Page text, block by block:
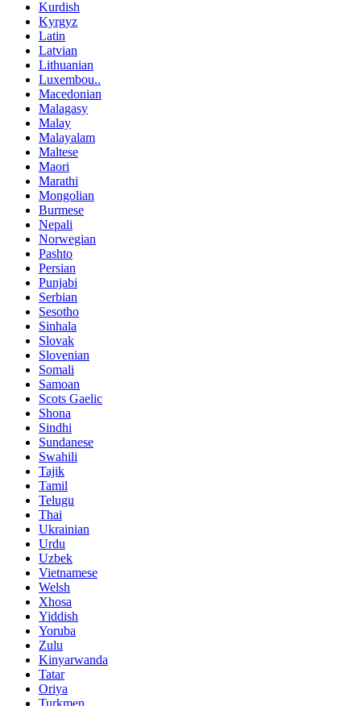
Kurdish
Kyrgyz
Latin
Latvian
Lithuanian
Luxembou..
Macedonian
Malagasy
Malay
Malayalam
Maltese
Maori
Marathi
Mongolian
Burmese
Nepali
Norwegian
Pashto
Persian
Punjabi
Serbian
Sesotho
Sinhala
Slovak
Slovenian
Somali
Samoan
Scots Gaelic
Shona
Sindhi
Sundanese
Swahili
Tajik
Tamil
Telugu
Thai
Ukrainian
Urdu
Uzbek
Vietnamese
Welsh
Xhosa
Yiddish
Yoruba
Zulu
Kinyarwanda
Tatar
Oriya